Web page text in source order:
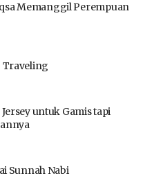
Memanggil Perempuan
Traveling
untuk Gamis tapi
Sunnah Nabi